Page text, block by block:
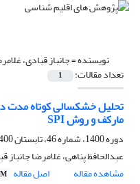
نویسنده =جانباز قبادی،
تعداد مقالات: 1
تحلیل خشکسالی کوتاه مدت
مارکف و روش SPI
دوره 1400، شماره 46، تابستان 1400، صفحه
عبدالحافظ پناهی، غلامرضا جانباز
مشاهده مقاله
اصل مقاله